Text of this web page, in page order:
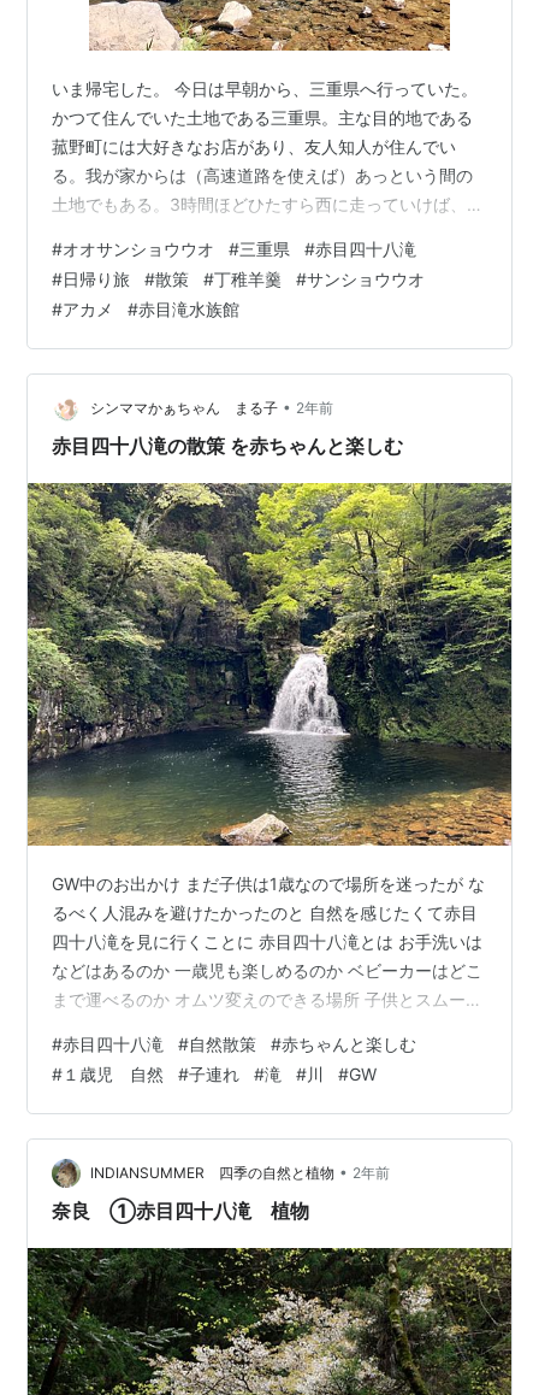
いま帰宅した。 今日は早朝から、三重県へ行っていた。
かつて住んでいた土地である三重県。主な目的地である
菰野町には大好きなお店があり、友人知人が住んでい
る。我が家からは（高速道路を使えば）あっという間の
土地でもある。3時間ほどひたすら西に走っていけば、い
者:田辺青蛙 二見書房 Amazon そして今日は、名張市の
「赤目四十八滝」にも行ってきた。こちはら初の訪問と
なる。というか、名張市そのものに縁が無い。三重県に
住んでいた時にも、ほぼ通過するだけの土地だった。 赤
目四十八滝そのものが目的地というわけではなく、その
入口にある「赤目滝水族館*1…
#オオサンショウウオ #三重県 #赤目四十八滝
#日帰り旅 #散策 #丁稚羊羹 #サンショウウオ
#アカメ #赤目滝水族館
シンママかぁちゃん まる子 • 2年前
赤目四十八滝の散策 を赤ちゃんと楽しむ
GW中のお出かけ まだ子供は1歳なので場所を迷ったが な
るべく人混みを避けたかったのと 自然を感じたくて赤目
四十八滝を見に行くことに 赤目四十八滝とは お手洗いは
などはあるのか 一歳児も楽しめるのか ベビーカーはどこ
まで運べるのか オムツ変えのできる場所 子供とスムーズ
一歳児も楽しめるのか ベビーカーはどこまで運べるのか
オムツ変えのできる場所 子供とスムーズに行くには 赤目
四十八滝とは 平成の名水百選、日本の滝100選、森林浴
の森 100選、遊歩よ100選にも選ばれている ハイキング
コースや散策、森林浴など自然を楽しめる 滝をつなぐ約
3.…
#赤目四十八滝 #自然散策 #赤ちゃんと楽しむ
# １歳児 自然 #子連れ #滝 #川 #GW
INDIANSUMMER 四季の自然と植物 • 2年前
奈良 ①赤目四十八滝 植物